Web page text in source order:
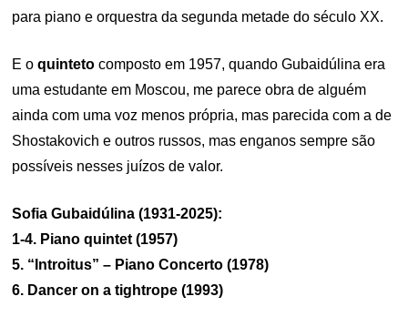
para piano e orquestra da segunda metade do século XX.
E oquinteto composto em 1957, quando Gubaidúlina era
uma estudante em Moscou, me parece obra de alguém
ainda com uma voz menos própria, mas parecida com a de
Shostakovich e outros russos, mas enganos sempre são
possíveis nesses juízos de valor.
Sofia Gubaidúlina (1931-2025):
1-4. Piano quintet (1957)
5. “Introitus” – Piano Concerto (1978)
6. Dancer on a tightrope (1993)